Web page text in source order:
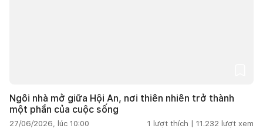
Ngôi nhà mở giữa Hội An, nơi thiên nhiên trở thành
một phần của cuộc sống
27/06/2026, lúc 10:00 1 lượt thích | 11.232 lượt xem